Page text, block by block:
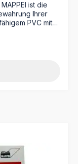
ist die
Ihrer
PVC mit
Funktionen,
im
mit
und Schutz
Papier bietet die
für hochwertige
optimiert.